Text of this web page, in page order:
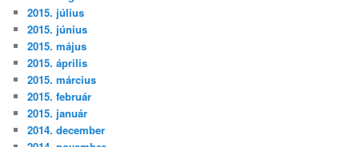
2015. július
2015. június
2015. május
2015. április
2015. március
2015. február
2015. január
2014. december